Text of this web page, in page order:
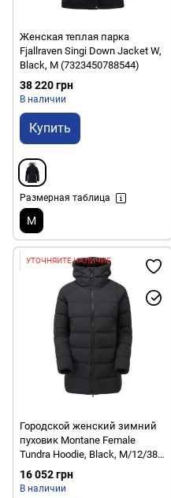
Женская теплая парка
Fjallraven Singi Down Jacket W,
Black, M (7323450788544)
38 220 грн
В наличии
Купить
Размерная таблица
M
УТОЧНЯЙТЕ НАЛИЧИЕ
Городской женский зимний
пуховик Montane Female
Tundra Hoodie, Black, M/12/38
(5056237085827)
16 052 грн
В наличии